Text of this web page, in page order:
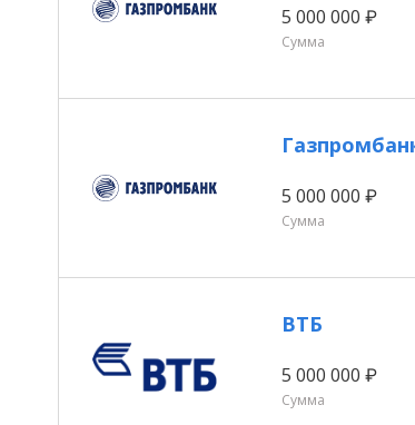
5 000 000 ₽
Сумма
5 000 000 ₽
Сумма
ВТБ
5 000 000 ₽
Сумма